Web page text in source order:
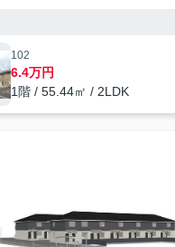
102
6.4万円
1階 / 55.44㎡ / 2LDK